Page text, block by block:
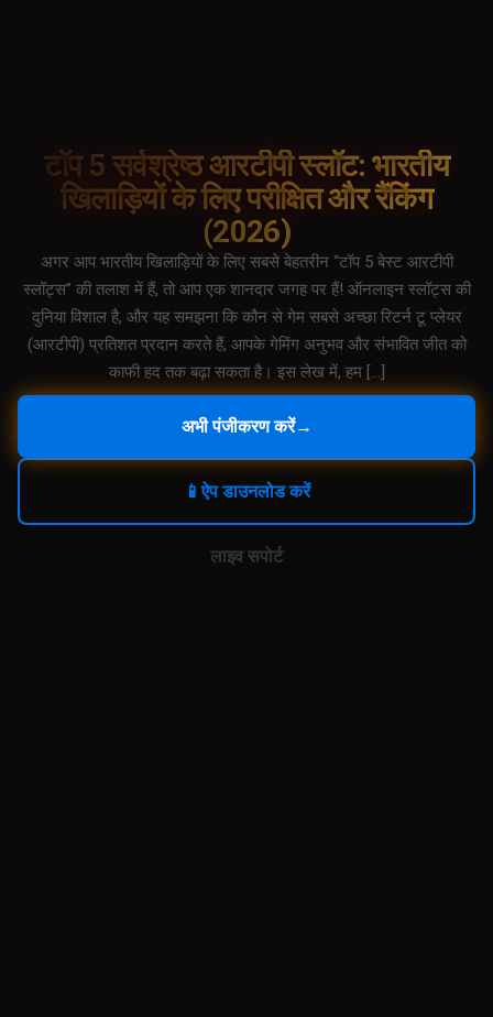
टॉप 5 सर्वश्रेष्ठ आरटीपी स्लॉट: भारतीय
खिलाड़ियों के लिए परीक्षित और रैंकिंग
(2026)
अगर आप भारतीय खिलाड़ियों के लिए सबसे बेहतरीन “टॉप 5 बेस्ट आरटीपी
स्लॉट्स” की तलाश में हैं, तो आप एक शानदार जगह पर हैं! ऑनलाइन स्लॉट्स की
दुनिया विशाल है, और यह समझना कि कौन से गेम सबसे अच्छा रिटर्न टू प्लेयर
(आरटीपी) प्रतिशत प्रदान करते हैं, आपके गेमिंग अनुभव और संभावित जीत को
काफी हद तक बढ़ा सकता है। इस लेख में, हम […]
अभी पंजीकरण करें→
📱ऐप डाउनलोड करें
लाइव सपोर्ट